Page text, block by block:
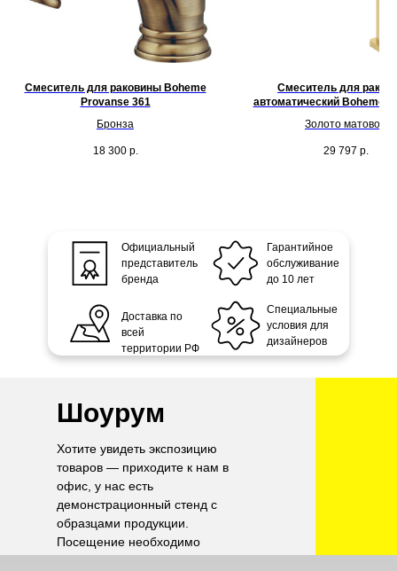
Смеситель для раковины Boheme
Provanse 361
Бронза
18 300 р.
Смеситель для
автоматический Boheme
Золото матовое
29 797 р.
Официальный
представитель
бренда
Доставка по
всей
территории РФ
Гарантийное
обслуживание
до 10 лет
Специальные
условия для
дизайнеров
Шоурум
Хотите увидеть экспозицию
товаров — приходите к нам в
офис, у нас есть
демонстрационный стенд с
образцами продукции.
Посещение необходимо